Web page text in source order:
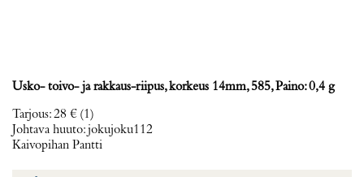
Usko- toivo- ja rakkaus-riipus, korkeus 14mm, 585, Paino: 0,4 g
Tarjous:28 € (1)
Johtava huuto:jokujoku112
Kaivopihan Pantti